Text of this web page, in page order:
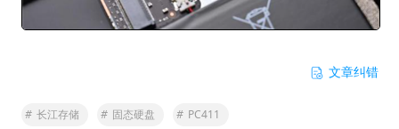
文章纠错
# 长江存储 # 固态硬盘 # PC411